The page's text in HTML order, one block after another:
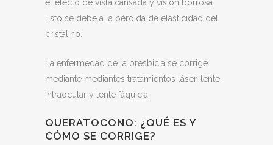
el efecto de vista cansada y visión borrosa.
Esto se debe a la pérdida de elasticidad del
cristalino.
La enfermedad de la presbicia se corrige
mediante mediantes tratamientos láser, lente
intraocular y lente fáquicia.
QUERATOCONO: ¿QUÉ ES Y
CÓMO SE CORRIGE?